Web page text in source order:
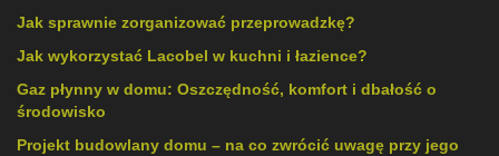
Jak sprawnie zorganizować przeprowadzkę?
Jak wykorzystać Lacobel w kuchni i łazience?
Gaz płynny w domu: Oszczędność, komfort i dbałość o
środowisko
Projekt budowlany domu – na co zwrócić uwagę przy jego